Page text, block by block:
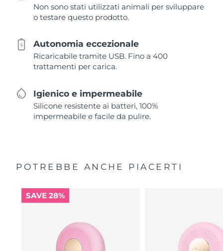
Non sono stati utilizzati animali per sviluppare
o testare questo prodotto.
Autonomia eccezionale
Ricaricabile tramite USB. Fino a 400
trattamenti per carica.
Igienico e impermeabile
Silicone resistente ai batteri, 100%
impermeabile e facile da pulire.
POTREBBE ANCHE PIACERTI
SAVE 28%